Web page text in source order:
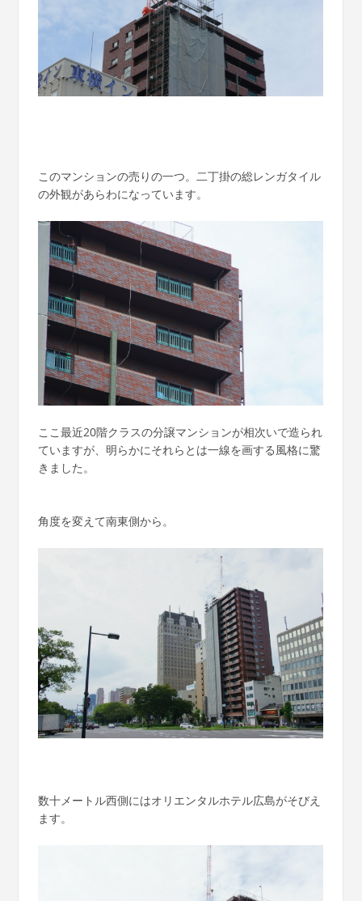
このマンションの売りの一つ。二丁掛の総レンガタイル
の外観があらわになっています。
ここ最近20階クラスの分譲マンションが相次いで造られ
ていますが、明らかにそれらとは一線を画する風格に驚
きました。
角度を変えて南東側から。
数十メートル西側にはオリエンタルホテル広島がそびえ
ます。